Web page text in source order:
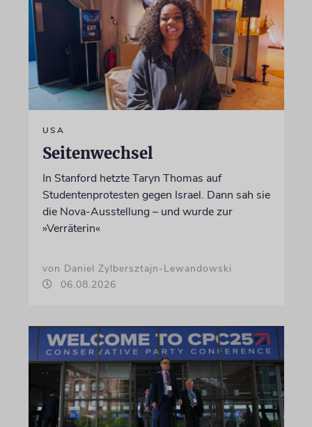
USA
Seitenwechsel
In Stanford hetzte Taryn Thomas auf
Studentenprotesten gegen Israel. Dann sah sie
die Nova-Ausstellung – und wurde zur
»Verräterin«
von Daniel Zylbersztajn-Lewandowski
06.08.2026